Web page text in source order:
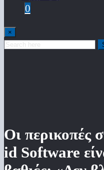
0
×
Οι περικοπές
id Software